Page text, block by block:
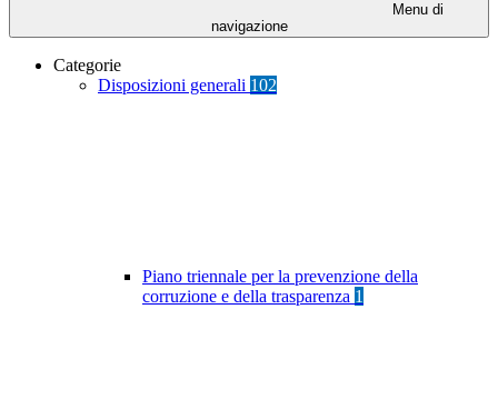
Menu di
navigazione
Categorie
Disposizioni generali 102
Piano triennale per la prevenzione della
corruzione e della trasparenza 1